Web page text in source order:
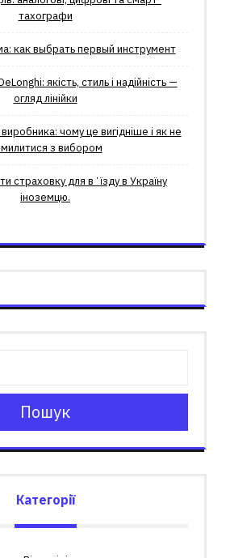
тахографи
как выбрать первый инструмент
якість, стиль і надійність —
огляд лінійки
чому це вигідніше і як не
з вибором
страховку для вʼїзду в Україну
іноземцю.
Пошук
Категорії